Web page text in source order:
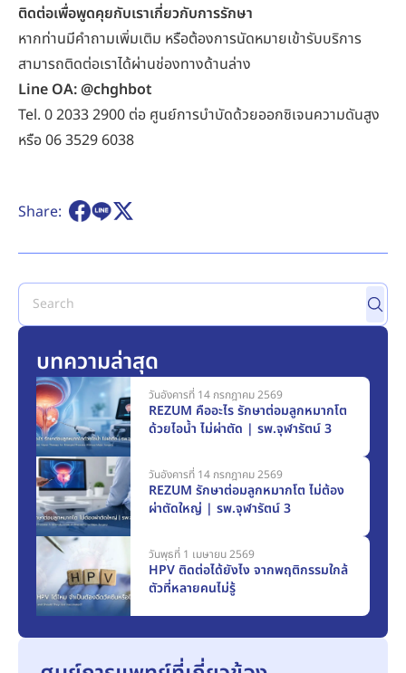
ติดต่อเพื่อพูดคุยกับเราเกี่ยวกับการรักษา
หากท่านมีคำถามเพิ่มเติม หรือต้องการนัดหมายเข้ารับบริการ
สามารถติดต่อเราได้ผ่านช่องทางด้านล่าง
Line OA: @chghbot
Tel. 0 2033 2900 ต่อ ศูนย์การบำบัดด้วยออกซิเจนความดันสูง
หรือ06 3529 6038
Share:
บทความล่าสุด
วันอังคารที่ 14 กรกฎาคม 2569
REZUM คืออะไร รักษาต่อมลูกหมากโต
ด้วยไอน้ำ ไม่ผ่าตัด | รพ.จุฬารัตน์ 3
วันอังคารที่ 14 กรกฎาคม 2569
REZUM รักษาต่อมลูกหมากโต ไม่ต้อง
ผ่าตัดใหญ่ | รพ.จุฬารัตน์ 3
วันพุธที่ 1 เมษายน 2569
HPV ติดต่อได้ยังไง จากพฤติกรรมใกล้
ตัวที่หลายคนไม่รู้